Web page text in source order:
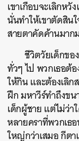
เขาเกือบจะเลิกห
นั่นทำให้เขาตัดสิน
สายตาคัดค้านมาก
ชีวิตวัยเด็กข
ทั่วๆ ไป พวกเธอต้
ให้กิน และต้องเลิก
ฝึก มหาวีร์ทำถึงข
เด็กผู้ชาย แต่ไม่ว่า
หลายคราที่พวกเธ
ใหญ่กว่าเสมอ กีต